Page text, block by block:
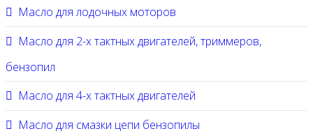
Масло для лодочных моторов
Масло для 2-х тактных двигателей, триммеров,
бензопил
Масло для 4-х тактных двигателей
Масло для смазки цепи бензопилы